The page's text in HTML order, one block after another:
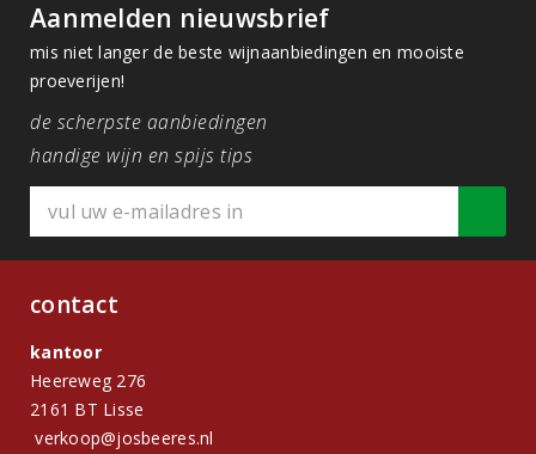
Aanmelden nieuwsbrief
mis niet langer de beste wijnaanbiedingen en mooiste
proeverijen!
de scherpste aanbiedingen
handige wijn en spijs tips
contact
kantoor
Heereweg 276
2161 BT Lisse
verkoop@josbeeres.nl